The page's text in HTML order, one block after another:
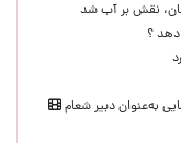
نقش بر آب شد
دهد ؟
به‌عنوان دبیر شعام